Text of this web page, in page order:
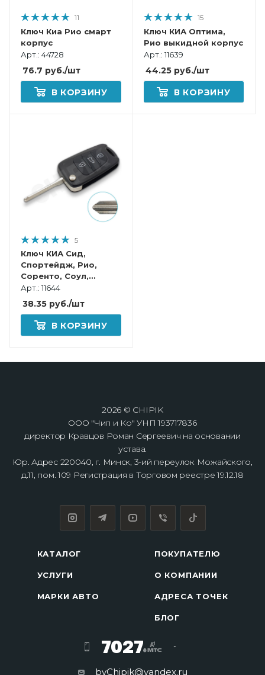
11
Ключ Киа Рио смарт
корпус
Арт.: 44728
76.7 руб./шт
В КОРЗИНУ
15
Ключ КИА Оптима,
Рио выкидной корпус
Арт.: 11639
44.25руб./шт
В КОРЗИНУ
5
Ключ КИА Сид,
Спортейдж, Рио,
Соренто, Соул,
Серато выкидной
Арт.: 11644
38.35 руб./шт
В КОРЗИНУ
2026 © CHIPIK
ООО "Чип и Ко" УНП 193717836
директор Кравцов Роман Сергеевич на основании
устава.
Юр. Адрес 220040, г. Минск, 3-ий переулок Можайского,
д.11, пом. 109 Регистрация в Торговом реестре 19.12.18
КАТАЛОГ
УСЛУГИ
МАРКИ АВТО
ПОКУПАТЕЛЮ
О КОМПАНИИ
АДРЕСА ТОЧЕК
БЛОГ
7027
byChipik@yandex.ru